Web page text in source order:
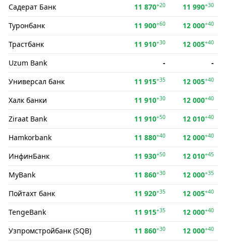
Садерат Банк 11 870+20 11 990+30
Туронбанк 11 900+60 12 000+40
Трастбанк 11 910+30 12 005+40
Uzum Bank -
-
Универсал банк
11 915+35 12 005+40
Халк банки 11 910+30 12 000+40
Ziraat Bank 11 910+50 12 010+40
Hamkorbank 11 880+40 12 000+40
ИнфинБанк 11 930+50 12 010+45
MyBank 11 860+30 12 000+35
Пойтахт банк 11 920+35 12 005+40
TengeBank 11 915+35 12 000+40
Узпромстройбанк (SQB) 11 860+30 12 000+40